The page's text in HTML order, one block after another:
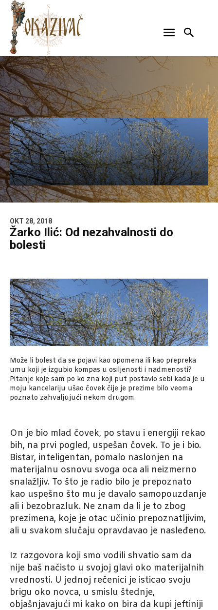
OKT 28, 2018
Žarko Ilić: Od nezahvalnosti do
bolesti
Može li bolest da se pojavi kao opomena ili kao prepreka
umu koji je izgubio kompas u osiljenosti i nadmenosti?
Pitanje koje sam po ko zna koji put postavio sebi kada je u
moju kancelariju ušao čovek čije je prezime bilo veoma
poznato zahvaljujući nekom drugom.
On je bio mlad čovek, po stavu i energiji rekao
bih, na prvi pogled, uspešan čovek. To je i bio.
Bistar, inteligentan, pomalo naslonjen na
materijalnu osnovu svoga oca ali neizmerno
snalažljiv. To što je radio bilo je prepoznato
kao uspešno što mu je davalo samopouzdanje
ali i bezobrazluk. Ne znam da li je to zbog
prezimena, koje je otac učinio prepoznatljivim,
ali u svakom slučaju opravdavao je nasleđeno.
Iz razgovora koji smo vodili shvatio sam da
nije baš načisto u svojoj glavi oko materijalnih
vrednosti. U jednoj rečenici je isticao svoju
brigu oko novca, u smislu štednje,
objašnjavajući mi kako on bira da kupi jeftiniji